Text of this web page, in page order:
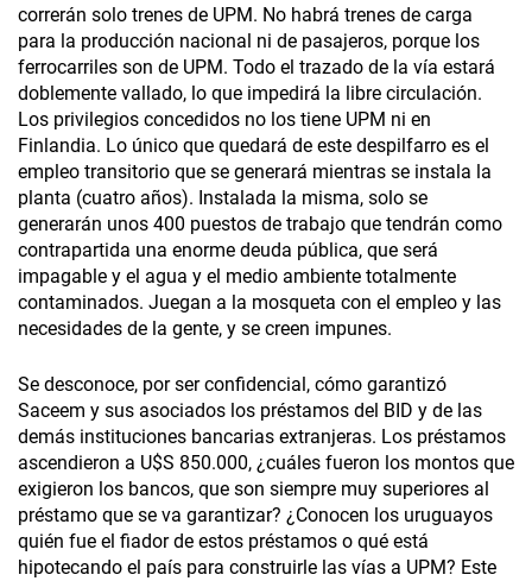
correrán solo trenes de UPM. No habrá trenes de carga
para la producción nacional ni de pasajeros, porque los
ferrocarriles son de UPM. Todo el trazado de la vía estará
doblemente vallado, lo que impedirá la libre circulación.
Los privilegios concedidos no los tiene UPM ni en
Finlandia. Lo único que quedará de este despilfarro es el
empleo transitorio que se generará mientras se instala la
planta (cuatro años). Instalada la misma, solo se
generarán unos 400 puestos de trabajo que tendrán como
contrapartida una enorme deuda pública, que será
impagable y el agua y el medio ambiente totalmente
contaminados. Juegan a la mosqueta con el empleo y las
necesidades de la gente, y se creen impunes.
Se desconoce, por ser confidencial, cómo garantizó
Saceem y sus asociados los préstamos del BID y de las
demás instituciones bancarias extranjeras. Los préstamos
ascendieron a U$S 850.000, ¿cuáles fueron los montos que
exigieron los bancos, que son siempre muy superiores al
préstamo que se va garantizar? ¿Conocen los uruguayos
quién fue el fiador de estos préstamos o qué está
hipotecando el país para construirle las vías a UPM? Este